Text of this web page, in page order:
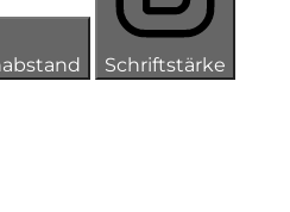
Schriftstärke